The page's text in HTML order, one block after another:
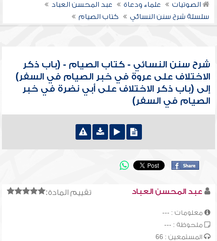
الصوتيات علماء ودعاة
عبد المحسن العباد
سلسلة شرح سنن النسائي
كتاب الصيام
شرح سنن النسائي - كتاب الصيام - (باب ذكر
الاختلاف على عروة في خبر الصيام في السفر)
إلى (باب ذكر الاختلاف على أبي نضرة في خبر
الصيام في السفر)
تقييم المادة: عبد المحسن العباد
معلومات : ---
ملحوظة : ---
المستمعين : 66